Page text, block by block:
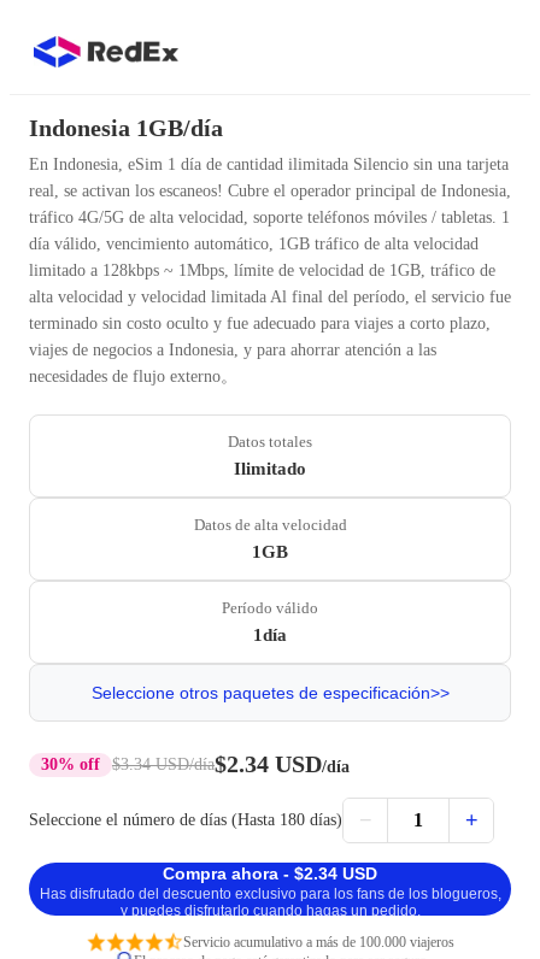
Indonesia 1GB/día
En Indonesia, eSim 1 día de cantidad ilimitada Silencio sin una tarjeta
real, se activan los escaneos! Cubre el operador principal de Indonesia,
tráfico 4G/5G de alta velocidad, soporte teléfonos móviles / tabletas. 1
día válido, vencimiento automático, 1GB tráfico de alta velocidad
limitado a 128kbps ~ 1Mbps, límite de velocidad de 1GB, tráfico de
alta velocidad y velocidad limitada Al final del período, el servicio fue
terminado sin costo oculto y fue adecuado para viajes a corto plazo,
viajes de negocios a Indonesia, y para ahorrar atención a las
necesidades de flujo externo。
Datos totales
Ilimitado
Datos de alta velocidad
1GB
Período válido
1día
Seleccione otros paquetes de especificación>>
30% off $3.34 USD/día$2.34 USD/día
Seleccione el número de días (Hasta 180 días) − 1 +
Compra ahora - $2.34 USD
Has disfrutado del descuento exclusivo para los fans de los blogueros,
y puedes disfrutarlo cuando hagas un pedido.
Servicio acumulativo a más de 100.000 viajeros